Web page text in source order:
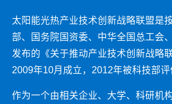
太阳能光热产业技术创新战略联盟是
部、国务院国资委、中华全国总工会
发布的《关于推动产业技术创新战略
2009年10月成立，2012年被科技部评
作为一个由相关企业、大学、科研机